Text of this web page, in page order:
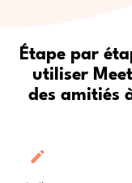
Étape par
utiliser
des amitiés